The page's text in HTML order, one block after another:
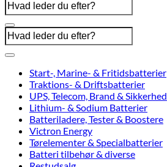
Start-, Marine- & Fritidsbatterier
Traktions- & Driftsbatterier
UPS, Telecom, Brand & Sikkerhed
Lithium- & Sodium Batterier
Batteriladere, Tester & Boostere
Victron Energy
Tørelementer & Specialbatterier
Batteri tilbehør & diverse